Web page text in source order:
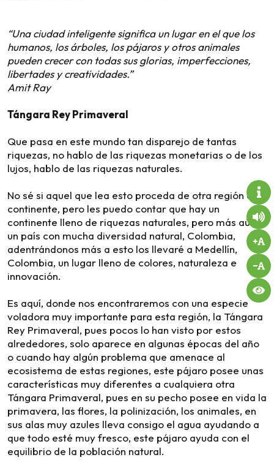
“Una ciudad inteligente significa un lugar en el que los
humanos, los árboles, los pájaros y otros animales
pueden crecer con todas sus glorias, imperfecciones,
libertades y creatividades.”
Amit Ray
Tángara Rey Primaveral
Que pasa en este mundo tan disparejo de tantas
riquezas, no hablo de las riquezas monetarias o de los
lujos, hablo de las riquezas naturales.
No sé si aquel que lea esto proceda de otra región o
continente, pero les puedo contar que hay un
continente lleno de riquezas naturales, pero más aún
un país con mucha diversidad natural, Colombia,
adentrándonos más a esto los llevaré a Medellín,
Colombia, un lugar lleno de colores, naturaleza e
innovación.
Es aquí, donde nos encontraremos con una especie
voladora muy importante para esta región, la Tángara
Rey Primaveral, pues pocos lo han visto por estos
alrededores, solo aparece en algunas épocas del año
o cuando hay algún problema que amenace al
ecosistema de estas regiones, este pájaro posee unas
características muy diferentes a cualquiera otra
Tángara Primaveral, pues en su pecho posee en vida la
primavera, las flores, la polinización, los animales, en
sus alas muy azules lleva consigo el agua ayudando a
que todo esté muy fresco, este pájaro ayuda con el
equilibrio de la población natural.